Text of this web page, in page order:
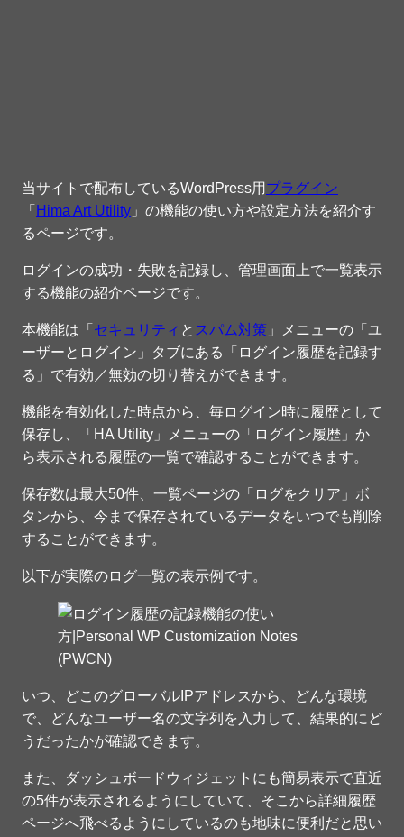
当サイトで配布しているWordPress用プラグイン
「Hima Art Utility 」の機能の使い方や設定方法を紹介す
るページです。
ログインの成功・失敗を記録し、管理画面上で一覧表示
する機能の紹介ページです。
本機能は「セキュリティ と スパム対策 」メニューの「ユ
ーザーとログイン」タブにある「ログイン履歴を記録す
る」で有効／無効の切り替えができます。
機能を有効化した時点から、毎ログイン時に履歴として
保存し、「HA Utility」メニューの「ログイン履歴」か
ら表示される履歴の一覧で確認することができます。
保存数は最大50件、一覧ページの「ログをクリア」ボ
タンから、今まで保存されているデータをいつでも削除
することができます。
以下が実際のログ一覧の表示例です。
いつ、どこのグローバルIPアドレスから、どんな環境
で、どんなユーザー名の文字列を入力して、結果的にど
うだったかが確認できます。
また、ダッシュボードウィジェットにも簡易表示で直近
の5件が表示されるようにしていて、そこから詳細履歴
ページへ飛べるようにしているのも地味に便利だと思い